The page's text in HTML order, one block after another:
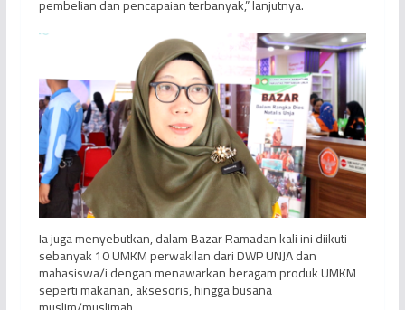
pembelian dan pencapaian terbanyak,” lanjutnya.
Ia juga menyebutkan, dalam Bazar Ramadan kali ini diikuti
sebanyak 10 UMKM perwakilan dari DWP UNJA dan
mahasiswa/i dengan menawarkan beragam produk UMKM
seperti makanan, aksesoris, hingga busana